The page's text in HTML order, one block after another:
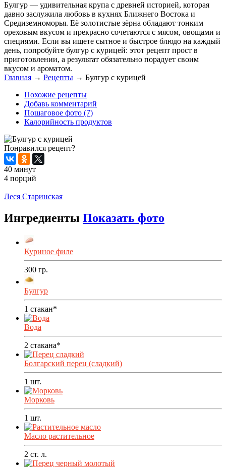
Булгур — удивительная крупа с древней историей, которая
давно заслужила любовь в кухнях Ближнего Востока и
Средиземноморья. Её золотистые зёрна обладают тонким
ореховым вкусом и прекрасно сочетаются с мясом, овощами и
специями. Если вы ищете сытное и быстрое блюдо на каждый
день, попробуйте булгур с курицей: этот рецепт прост в
приготовлении, а результат обязательно порадует своим
вкусом и ароматом.
Главная → Рецепты → Булгур с курицей
Похожие рецепты
Добавь комментарий
Пошаговое фото (7)
Калорийность продуктов
Понравился рецепт?
40 минут
4 порций
Леся Старинская
Ингредиенты Показать фото
Куриное филе
300 гр.
Булгур
1 стакан*
Вода
2 стакана*
Болгарский перец (сладкий)
1 шт.
Морковь
1 шт.
Масло растительное
2 ст. л.